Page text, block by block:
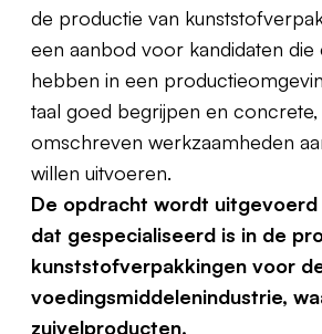
de productie van
een aanbod voor kandidaten die
hebben in een
taal goed begrijpen en concrete,
omschreven werkzaamheden
willen uitvoeren.
De opdracht wordt
dat gespecialiseerd is in de
kunststofverpakkingen voor
voedingsmiddelenindustrie,
zuivelproducten.